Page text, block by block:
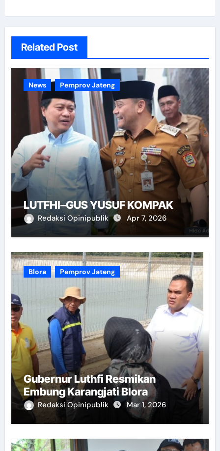
Related Post
News Pemprov Jateng
LUTFHI–GUS YUSUF KOMPAK
Redaksi Opinipublik Apr 7, 2026
Blora Pemprov Jateng
Gubernur Luthfi Resmikan
Embung Karangjati Blora
Redaksi Opinipublik Mar 1, 2026